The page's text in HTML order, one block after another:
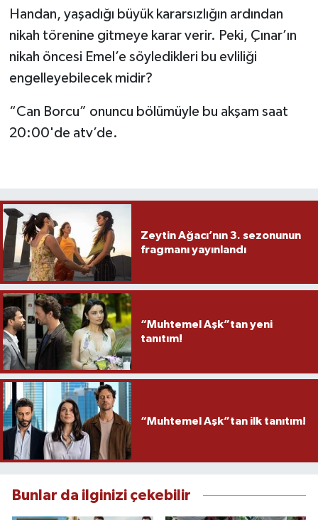
Handan, yaşadığı büyük kararsızlığın ardından
nikah törenine gitmeye karar verir. Peki, Çınar’ın
nikah öncesi Emel’e söyledikleri bu evliliği
engelleyebilecek midir?
“Can Borcu” onuncu bölümüyle bu akşam saat
20:00'de atv’de.
Zeytin Ağacı’nın 3. sezonunun
fragmanı yayınlandı
“Muhtemel Aşk”tan yeni
tanıtım!
“Muhtemel Aşk”tan ilk tanıtım!
Bunlar da ilginizi çekebilir